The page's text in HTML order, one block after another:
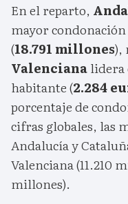
En el reparto,
mayor
(18.791 millones),
Valencianalidera
habitante (2.284
porcentaje de
cifras globales, las
Andalucía y
Valenciana (11.210
millones).